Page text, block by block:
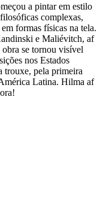
a pintar em estilo
complexas,
formas físicas na tela.
e Maliévitch, af
se tornou visível
nos Estados
trouxe, pela primeira
Latina. Hilma af